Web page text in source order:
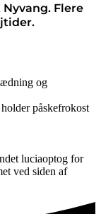
Flere
og
påskefrokost
luciaoptog for
ved siden af